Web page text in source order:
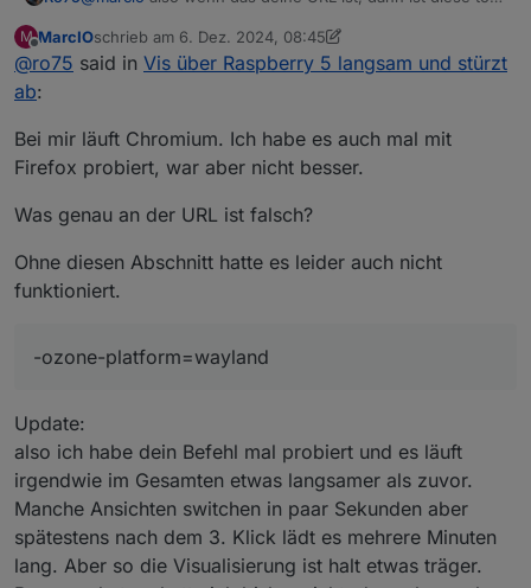
Deine lokale IP brauchst du nicht XXX !
@marciosagte inVis über Raspberry 5 langsam und
stürzt ab :
Da bekomme ich Fragezeichen. Also wenn du kein
@marcio sagte in Vis über Raspberry 5 langsam und
--disk-cache-size=0
hier auch
bei Dir. Chrom oder Chromium oder?
M
Offline
MarcIOschrieb am 6. Dez. 2024, 08:45
zuletzt editiert von MarcIO12. Juni 2024, 11:49
@ro75 said in Vis über Raspberry 5 langsam und stürzt
ab:
Bei mir läuft Chromium. Ich habe es auch mal mit
Firefox probiert, war aber nicht besser.
Was genau an der URL ist falsch?
Ohne diesen Abschnitt hatte es leider auch nicht
funktioniert.
-ozone-platform=wayland
Update:
also ich habe dein Befehl mal probiert und es läuft
irgendwie im Gesamten etwas langsamer als zuvor.
Manche Ansichten switchen in paar Sekunden aber
spätestens nach dem 3. Klick lädt es mehrere Minuten
lang. Aber so die Visualisierung ist halt etwas träger.